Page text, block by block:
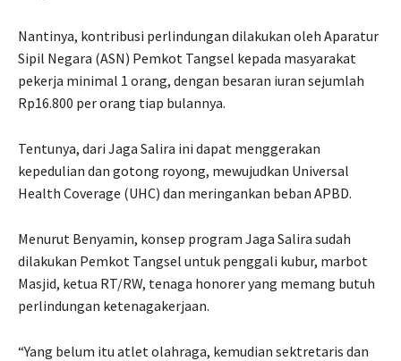
Nantinya, kontribusi perlindungan dilakukan oleh Aparatur
Sipil Negara (ASN) Pemkot Tangsel kepada masyarakat
pekerja minimal 1 orang, dengan besaran iuran sejumlah
Rp16.800 per orang tiap bulannya.
Tentunya, dari Jaga Salira ini dapat menggerakan
kepedulian dan gotong royong, mewujudkan Universal
Health Coverage (UHC) dan meringankan beban APBD.
Menurut Benyamin, konsep program Jaga Salira sudah
dilakukan Pemkot Tangsel untuk penggali kubur, marbot
Masjid, ketua RT/RW, tenaga honorer yang memang butuh
perlindungan ketenagakerjaan.
“Yang belum itu atlet olahraga, kemudian sektretaris dan